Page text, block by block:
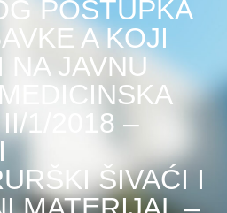
POSTUPKA
A KOJI
NA JAVNU
II/1/2018 –
ŠIVAĆI I